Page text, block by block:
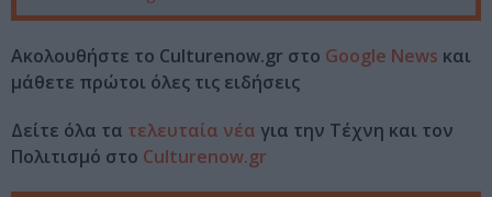
Ακολουθήστε το Culturenow.gr στο Google News και
μάθετε πρώτοι όλες τις ειδήσεις
Δείτε όλα τα τελευταία νέα για την Τέχνη και τον
Πολιτισμό στο Culturenow.gr